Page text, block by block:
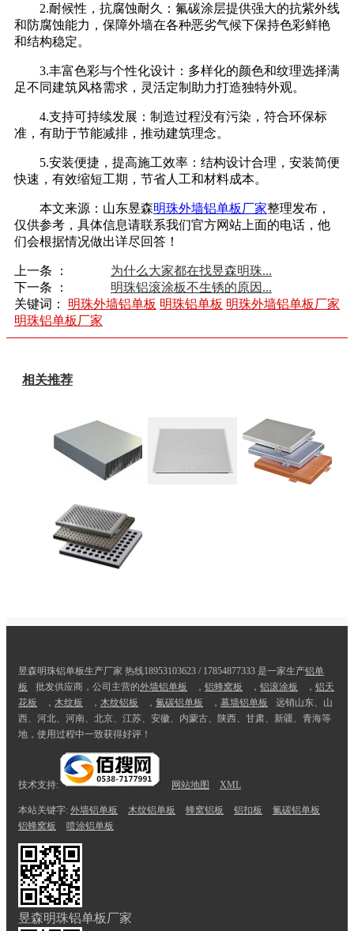
2.耐候性，抗腐蚀耐久：氟碳涂层提供强大的抗紫外线
和防腐蚀能力，保障外墙在各种恶劣气候下保持色彩鲜艳
和结构稳定。
3.丰富色彩与个性化设计：多样化的颜色和纹理选择满
足不同建筑风格需求，灵活定制助力打造独特外观。
4.支持可持续发展：制造过程没有污染，符合环保标
准，有助于节能减排，推动建筑理念。
5.安装便捷，提高施工效率：结构设计合理，安装简便
快速，有效缩短工期，节省人工和材料成本。
本文来源：山东昱森明珠外墙铝单板厂家整理发布，
仅供参考，具体信息请联系我们官方网站上面的电话，他
们会根据情况做出详尽回答！
上一条 ：
为什么大家都在找昱森明珠...
下一条 ：
明珠铝滚涂板不生锈的原因...
关键词： 明珠外墙铝单板 明珠铝单板 明珠外墙铝单板厂家
明珠铝单板厂家
相关推荐
昱森明珠铝单板生产厂家 热线18953103623 / 17854877333 是一家生产铝单
板
批发供应商，公司主营的外墙铝单板 ， 铝蜂窝板 ， 铝滚涂板 ， 铝天
花板
， 木纹板 ， 木纹铝板 ， 氟碳铝单板 ， 幕墙铝单板
远销山东、山
西、河北、河南、北京、江苏、安徽、内蒙古、陕西、甘肃、新疆、青海等
地，使用过程中一致获得好评！
技术支持: 网站地图 XML
本站关键字: 外墙铝单板 木纹铝单板 蜂窝铝板 铝扣板
氟碳铝单板
铝蜂窝板
喷涂铝单板
昱森明珠铝单板厂家